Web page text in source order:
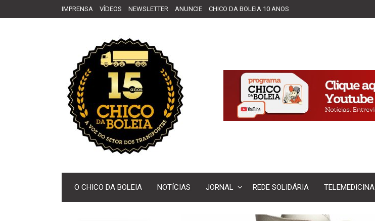
IMPRENSA VÍDEOS NEWSLETTER ANUNCIE CHICO DA BOLEIA 10 ANOS
O CHICO DA BOLEIA NOTÍCIAS JORNAL REDE SOLIDÁRIA TELEMEDICINA